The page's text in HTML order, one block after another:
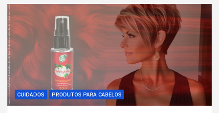
CUIDADOS PRODUTOS PARA CABELOS